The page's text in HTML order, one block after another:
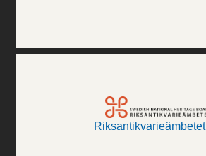
Riksantikvarieämbetet